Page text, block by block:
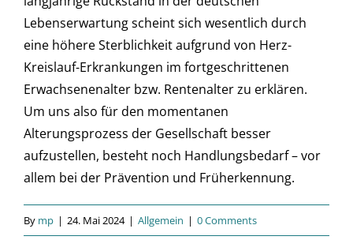
Lebenserwartung scheint sich wesentlich durch
eine höhere Sterblichkeit aufgrund von Herz-
Kreislauf-Erkrankungen im fortgeschrittenen
Erwachsenenalter bzw. Rentenalter zu erklären.
Um uns also für den momentanen
Alterungsprozess der Gesellschaft besser
aufzustellen, besteht noch Handlungsbedarf – vor
allem bei der Prävention und Früherkennung.
By mp | 24. Mai 2024 | Allgemein | 0 Comments